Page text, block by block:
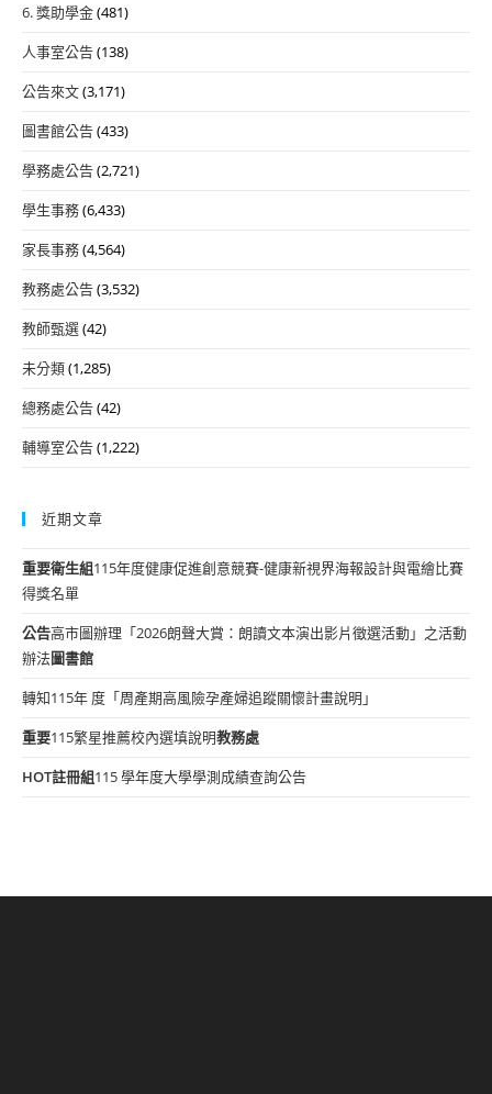
6. 獎助學金(481)
人事室公告(138)
公告來文(3,171)
圖書館公告(433)
學務處公告(2,721)
學生事務(6,433)
家長事務(4,564)
教務處公告(3,532)
教師甄選(42)
未分類(1,285)
總務處公告(42)
輔導室公告(1,222)
近期文章
重要衛生組115年度健康促進創意競賽-健康新視界海報設計與電繪比賽
得獎名單
公告高市圖辦理「2026朗聲大賞：朗讀文本演出影片徵選活動」之活動
辦法圖書館
轉知115年 度「周產期高風險孕產婦追蹤關懷計畫說明」
重要115繁星推薦校內選填說明教務處
HOT註冊組115 學年度大學學測成績查詢公告